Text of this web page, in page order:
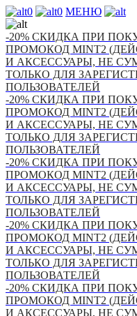
0 0 МЕНЮ
-20% СКИДКА ПРИ
ПРОМОКОД MINT2
И АКСЕССУАРЫ, НЕ
ТОЛЬКО ДЛЯ
ПОЛЬЗОВАТЕЛЕЙ
-20% СКИДКА ПРИ
ПРОМОКОД MINT2
И АКСЕССУАРЫ, НЕ
ТОЛЬКО ДЛЯ
ПОЛЬЗОВАТЕЛЕЙ
-20% СКИДКА ПРИ
ПРОМОКОД MINT2
И АКСЕССУАРЫ, НЕ
ТОЛЬКО ДЛЯ
ПОЛЬЗОВАТЕЛЕЙ
-20% СКИДКА ПРИ
ПРОМОКОД MINT2
И АКСЕССУАРЫ, НЕ
ТОЛЬКО ДЛЯ
ПОЛЬЗОВАТЕЛЕЙ
-20% СКИДКА ПРИ
ПРОМОКОД MINT2
И АКСЕССУАРЫ, НЕ